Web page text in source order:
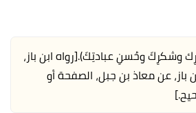
وشكرِكَ وحُسنِ عبادتِكَ).[رواه ابن باز،
عن معاذ بن جبل، الصفحة أو